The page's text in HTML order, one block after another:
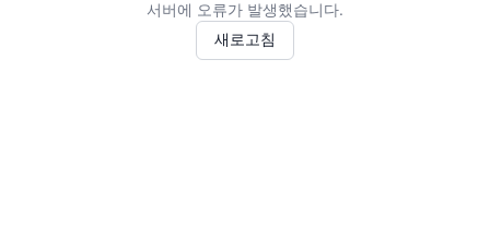
서버에 오류가 발생했습니다.
새로고침